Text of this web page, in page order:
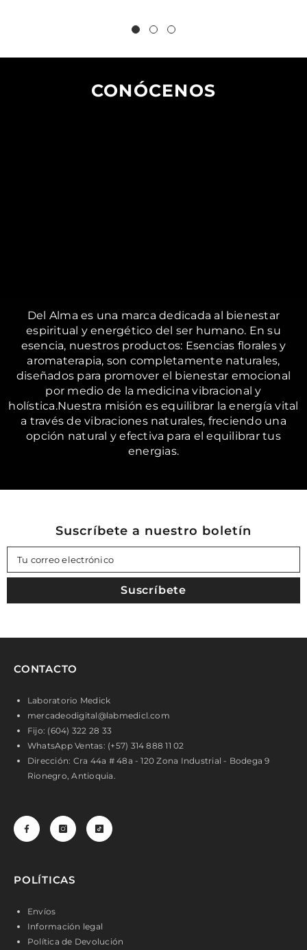
CONÓCENOS
Del Alma es una marca dedicada al bienestar
espiritual y energético del ser humano. En su
esencia, nuestros productos: Esencias florales y
aromaterapia, son completamente naturales,
diseñados para promover el bienestar emocional
por medio de la medicina vibracional y
holística.Nuestra misión es equilibrar la energía vital
a través de vibraciones naturales, freciendo una
opción natural y efectiva para el equilibrar tus
energias.
Suscríbete a nuestro boletín
Tu correo electrónico
Suscríbete
CONTACTO
Laboratorio Medick
mercadeodigital@labmedicl.com
Fijo: (604) 322 28 33
WhatsApp Ventas: (+57) 314 888 11 02
Dirección: Cra 44a # 48a - 120 Zona Industrial - Bodega 9
Rionegro, Antioquia.
POLÍTICAS
Envíos
Información legal
Política de Devolución